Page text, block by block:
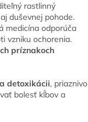
rastlinný
duševnej pohode.
medicína odporúča
vzniku ochorenia.
príznakoch
detoxikácii, priaznivo
bolesť kĺbov a